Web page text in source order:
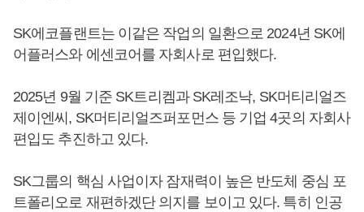
SK에코플랜트는 이같은 작업의 일환으로 2024년 SK에
어플러스와 에센코어를 자회사로 편입했다.
2025년 9월 기준 SK트리켐과 SK레조낙, SK머티리얼즈
제이엔씨, SK머티리얼즈퍼포먼스 등 기업 4곳의 자회사
편입도 추진하고 있다.
SK그룹의 핵심 사업이자 잠재력이 높은 반도체 중심 포
트폴리오로 재편하겠단 의지를 보이고 있다. 특히 인공